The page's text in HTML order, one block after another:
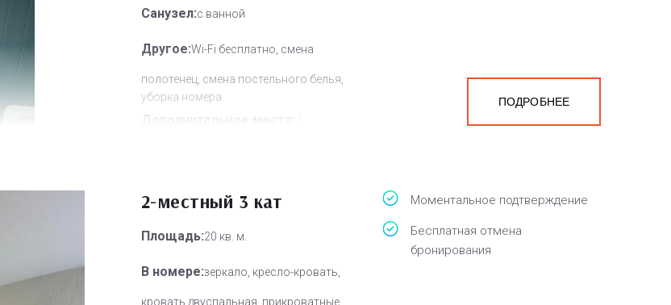
Санузел:с ванной
Другое:Wi-Fi бесплатно, смена
полотенец, смена постельного белья,
уборка номера
ПОДРОБНЕЕ
2-местный 3 кат
Площадь:20 кв. м.
В номере:зеркало, кресло-кровать,
кровать двуспальная, прикроватные
Моментальное подтверждение
Бесплатная отмена
бронирования